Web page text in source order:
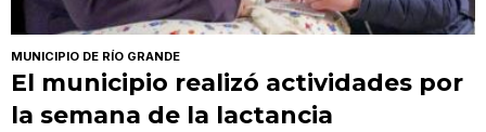
MUNICIPIO DE RÍO GRANDE
El municipio realizó actividades por
la semana de la lactancia